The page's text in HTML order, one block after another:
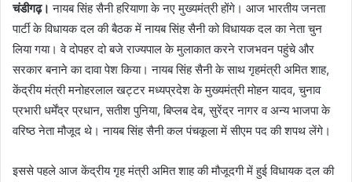
चंडीगढ़। नायब सिंह सैनी हरियाणा के नए मुख्यमंत्री होंगे। आज भारतीय जनता
पार्टी के विधायक दल की बैठक में नायब सिंह सैनी को विधायक दल का नेता चुन
लिया गया। वे दोपहर दो बजे राज्यपाल के मुलाकात करने राजभवन पहुंचे और
सरकार बनाने का दावा पेश किया। नायब सिंह सैनी के साथ गृहमंत्री अमित शाह,
केंद्रीय मंत्री मनोहरलाल खट्टर मध्यप्रदेश के मुख्यमंत्री मोहन यादव, चुनाव
प्रभारी धर्मेंद्र प्रधान, सतीश पुनिया, बिप्लब देब, सुरेंद्र नागर व अन्य भाजपा के
वरिष्ठ नेता मौजूद थे। नायब सिंह सैनी कल पंचकूला में सीएम पद की शपथ लेंगे।
इससे पहले आज केंद्रीय गृह मंत्री अमित शाह की मौजूदगी में हुई विधायक दल की